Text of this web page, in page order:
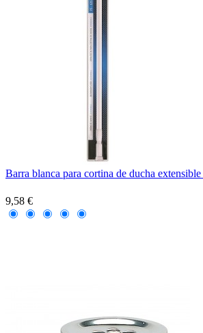
Barra blanca para cortina de ducha
9,58 €